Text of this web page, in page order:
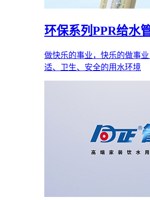
环保系列PPR给水
做快乐的事业，快乐的做事
适、卫生、安全的用水环境